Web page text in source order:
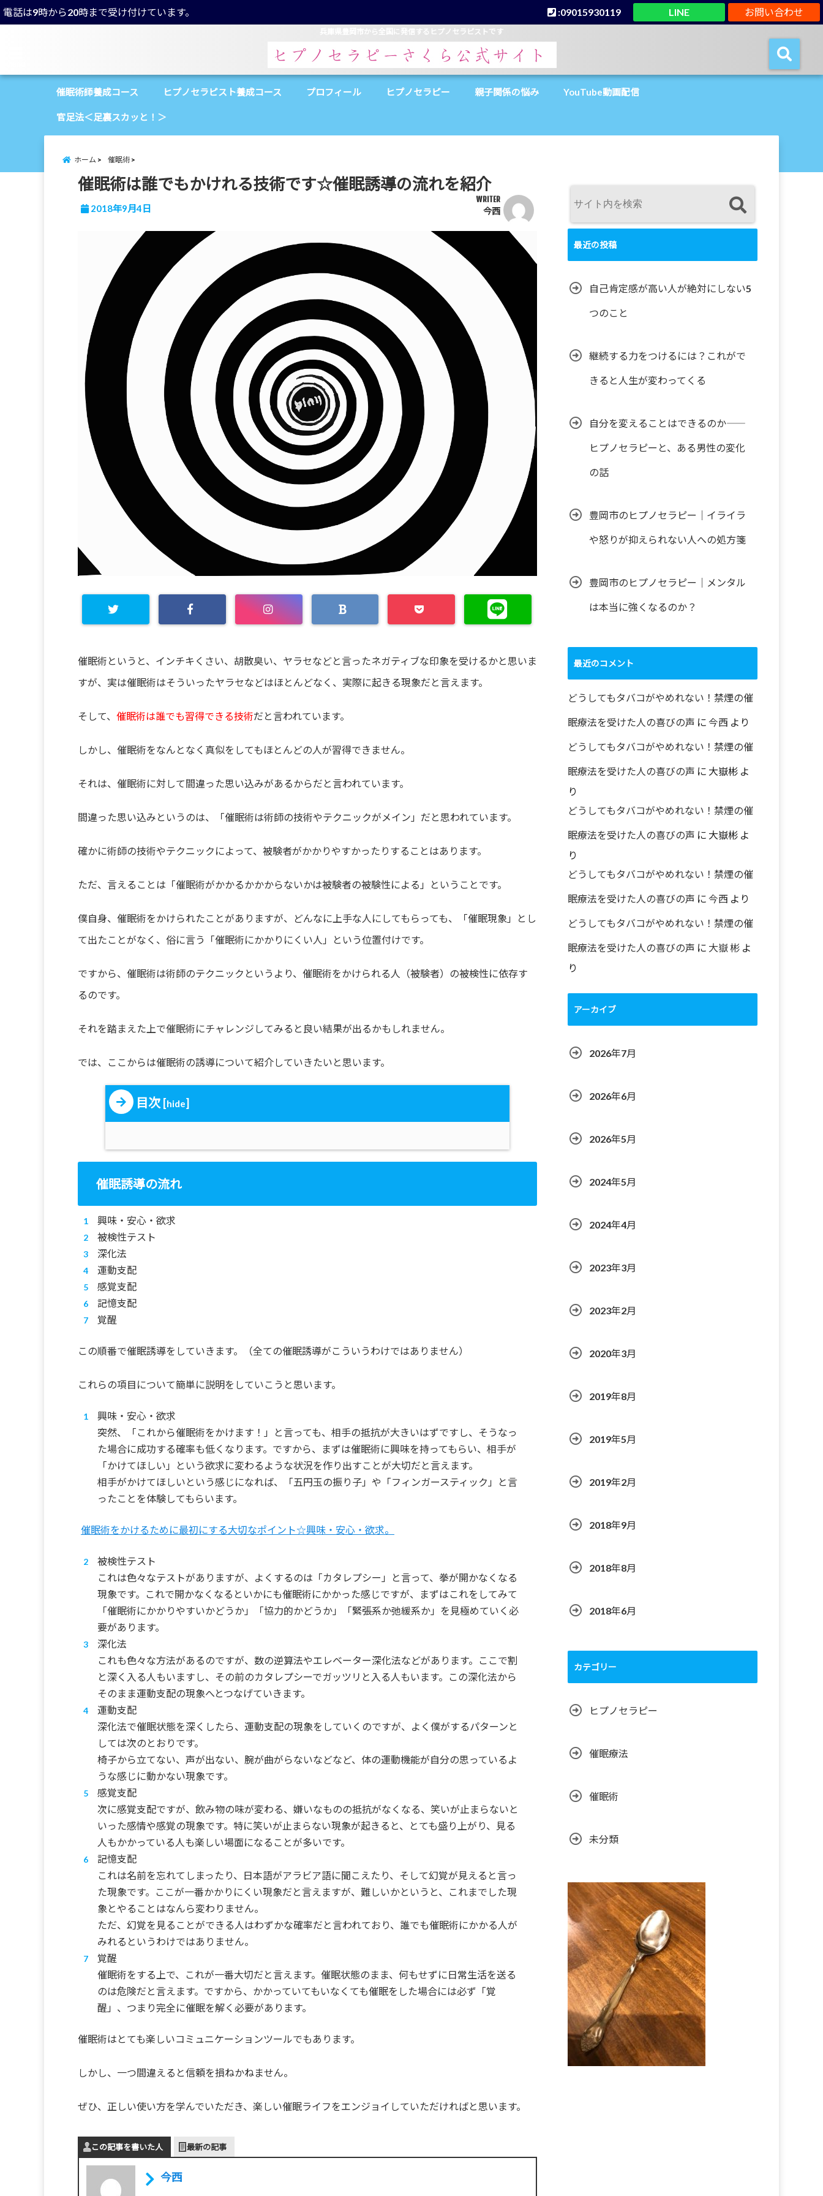
電話は9時から20時まで受け付けています。 お問い合わせ
LINE
:09015930119
兵庫県豊岡市から全国に発信するヒプノセラピストです
催眠術師養成コース ヒプノセラピスト養成コース プロフィール ヒプノセラピー 親子関係の悩み YouTube動画配信
官足法＜足裏スカッと！＞
ホーム 催眠術
催眠術は誰でもかけれる技術です☆催眠誘導の流れを紹介
2018年9月4日
WRITER
今西
催眠術というと、インチキくさい、胡散臭い、ヤラセなどと言ったネガティブな印象を受けるかと思いま
すが、実は催眠術はそういったヤラセなどはほとんどなく、実際に起きる現象だと言えます。
そして、 催眠術は誰でも習得できる技術だと言われています。
しかし、催眠術をなんとなく真似をしてもほとんどの人が習得できません。
それは、催眠術に対して間違った思い込みがあるからだと言われています。
間違った思い込みというのは、「催眠術は術師の技術やテクニックがメイン」だと思われています。
確かに術師の技術やテクニックによって、被験者がかかりやすかったりすることはあります。
ただ、言えることは「催眠術がかかるかかからないかは被験者の被験性による」ということです。
僕自身、催眠術をかけられたことがありますが、どんなに上手な人にしてもらっても、「催眠現象」とし
て出たことがなく、俗に言う「催眠術にかかりにくい人」という位置付けです。
ですから、催眠術は術師のテクニックというより、催眠術をかけられる人（被験者）の被検性に依存す
るのです。
それを踏まえた上で催眠術にチャレンジしてみると良い結果が出るかもしれません。
では、ここからは催眠術の誘導について紹介していきたいと思います。
目次 [hide]
催眠誘導の流れ
興味・安心・欲求
被検性テスト
深化法
運動支配
感覚支配
記憶支配
覚醒
この順番で催眠誘導をしていきます。（全ての催眠誘導がこういうわけではありません）
これらの項目について簡単に説明をしていこうと思います。
興味・安心・欲求
突然、「これから催眠術をかけます！」と言っても、相手の抵抗が大きいはずですし、そうなっ
た場合に成功する確率も低くなります。ですから、まずは催眠術に興味を持ってもらい、相手が
「かけてほしい」という欲求に変わるような状況を作り出すことが大切だと言えます。
相手がかけてほしいという感じになれば、「五円玉の振り子」や「フィンガースティック」と言
ったことを体験してもらいます。
催眠術をかけるために最初にする大切なポイント☆興味・安心・欲求。
被検性テスト
これは色々なテストがありますが、よくするのは「カタレプシー」と言って、拳が開かなくなる
現象です。これで開かなくなるといかにも催眠術にかかった感じですが、まずはこれをしてみて
「催眠術にかかりやすいかどうか」「協力的かどうか」「緊張系か弛緩系か」を見極めていく必
要があります。
深化法
これも色々な方法があるのですが、数の逆算法やエレベーター深化法などがあります。ここで割
と深く入る人もいますし、その前のカタレプシーでガッツリと入る人もいます。この深化法から
そのまま運動支配の現象へとつなげていきます。
運動支配
深化法で催眠状態を深くしたら、運動支配の現象をしていくのですが、よく僕がするパターンと
しては次のとおりです。
椅子から立てない、声が出ない、腕が曲がらないなどなど、体の運動機能が自分の思っているよ
うな感じに動かない現象です。
感覚支配
次に感覚支配ですが、飲み物の味が変わる、嫌いなものの抵抗がなくなる、笑いが止まらないと
いった感情や感覚の現象です。特に笑いが止まらない現象が起きると、とても盛り上がり、見る
人もかかっている人も楽しい場面になることが多いです。
記憶支配
これは名前を忘れてしまったり、日本語がアラビア語に聞こえたり、そして幻覚が見えると言っ
た現象です。ここが一番かかりにくい現象だと言えますが、難しいかというと、これまでした現
象とやることはなんら変わりません。
ただ、幻覚を見ることができる人はわずかな確率だと言われており、誰でも催眠術にかかる人が
みれるというわけではありません。
覚醒
催眠術をする上で、これが一番大切だと言えます。催眠状態のまま、何もせずに日常生活を送る
のは危険だと言えます。ですから、かかっていてもいなくても催眠をした場合には必ず「覚
醒」、つまり完全に催眠を解く必要があります。
催眠術はとても楽しいコミュニケーションツールでもあります。
しかし、一つ間違えると信頼を損ねかねません。
ぜひ、正しい使い方を学んでいただき、楽しい催眠ライフをエンジョイしていただければと思います。
この記事を書いた人 最新の記事
今西
最近の投稿
自己肯定感が高い人が絶対にしない5
つのこと
継続する力をつけるには？これがで
きると人生が変わってくる
自分を変えることはできるのか――
ヒプノセラピーと、ある男性の変化
の話
豊岡市のヒプノセラピー｜イライラ
や怒りが抑えられない人への処方箋
豊岡市のヒプノセラピー｜メンタル
は本当に強くなるのか？
最近のコメント
どうしてもタバコがやめれない！禁煙の催
眠療法を受けた人の喜びの声 に 今西 より
どうしてもタバコがやめれない！禁煙の催
眠療法を受けた人の喜びの声 に 大嶽彬 よ
り
どうしてもタバコがやめれない！禁煙の催
眠療法を受けた人の喜びの声 に 大嶽彬 よ
り
どうしてもタバコがやめれない！禁煙の催
眠療法を受けた人の喜びの声 に 今西 より
どうしてもタバコがやめれない！禁煙の催
眠療法を受けた人の喜びの声 に 大嶽 彬 よ
り
アーカイブ
2026年7月
2026年6月
2026年5月
2024年5月
2024年4月
2023年3月
2023年2月
2020年3月
2019年8月
2019年5月
2019年2月
2018年9月
2018年8月
2018年6月
カテゴリー
ヒプノセラピー
催眠療法
催眠術
未分類